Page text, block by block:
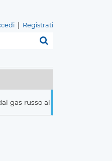
Registrati
russo al nucleare italiani pronti